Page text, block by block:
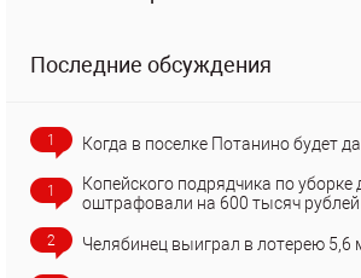
Последние обсуждения
1 Когда в поселке Потанино будет
1
Копейского подрядчика по уборке
оштрафовали на 600 тысяч рублей
2 Челябинец выиграл в лотерею 5,6